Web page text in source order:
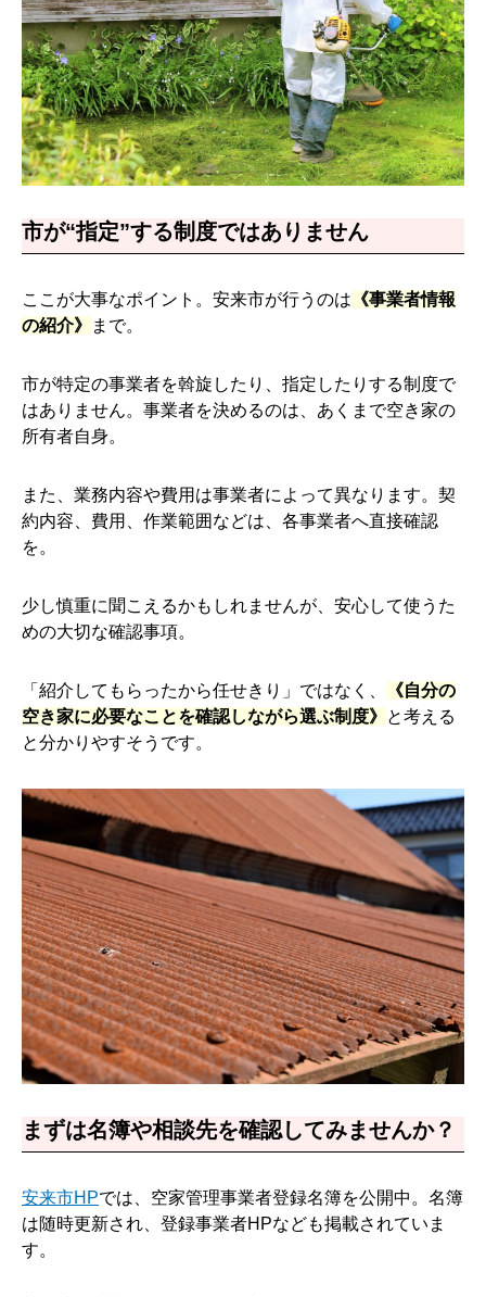
市が“指定”する制度ではありません
ここが大事なポイント。安来市が行うのは 《事業者情報
の紹介》
まで。
市が特定の事業者を斡旋したり、指定したりする制度で
はありません。事業者を決めるのは、あくまで空き家の
所有者自身。
また、業務内容や費用は事業者によって異なります。契
約内容、費用、作業範囲などは、各事業者へ直接確認
を。
少し慎重に聞こえるかもしれませんが、安心して使うた
めの大切な確認事項。
「紹介してもらったから任せきり」ではなく、
《自分の
空き家に必要なことを確認しながら選ぶ制度》 と考える
と分かりやすそうです。
まずは名簿や相談先を確認してみませんか？
安来市HPでは、空家管理事業者登録名簿を公開中。名簿
は随時更新され、登録事業者HPなども掲載されていま
す。